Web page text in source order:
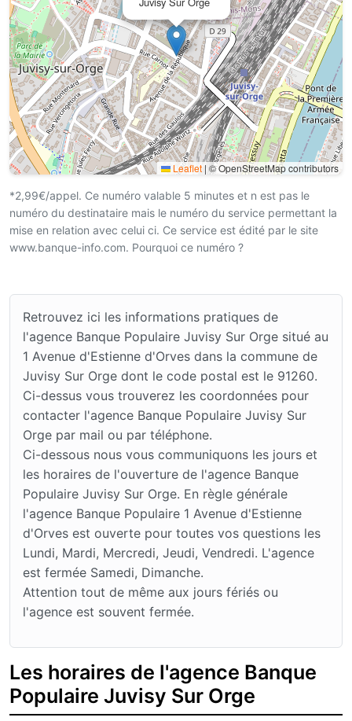
Leaflet | © OpenStreetMap contributors
*2,99€/appel. Ce numéro valable 5 minutes et n est pas le
numéro du destinataire mais le numéro du service permettant la
mise en relation avec celui ci. Ce service est édité par le site
www.banque-info.com. Pourquoi ce numéro ?
Retrouvez ici les informations pratiques de
l'agence Banque Populaire Juvisy Sur Orge situé au
1 Avenue d'Estienne d'Orves dans la commune de
Juvisy Sur Orge dont le code postal est le 91260.
Ci-dessus vous trouverez les coordonnées pour
contacter l'agence Banque Populaire Juvisy Sur
Orge par mail ou par téléphone.
Ci-dessous nous vous communiquons les jours et
les horaires de l'ouverture de l'agence Banque
Populaire Juvisy Sur Orge. En règle générale
l'agence Banque Populaire 1 Avenue d'Estienne
d'Orves est ouverte pour toutes vos questions les
Lundi, Mardi, Mercredi, Jeudi, Vendredi. L'agence
est fermée Samedi, Dimanche.
Attention tout de même aux jours fériés ou
l'agence est souvent fermée.
Les horaires de l'agence Banque
Populaire Juvisy Sur Orge